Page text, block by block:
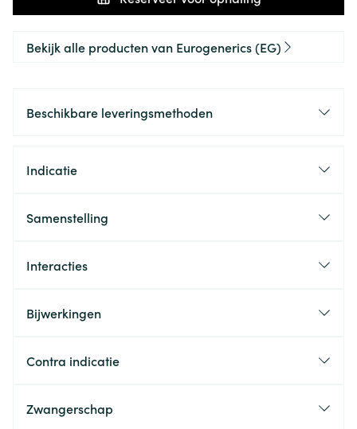
Bekijk alle producten van Eurogenerics (EG)
Beschikbare leveringsmethoden
Indicatie
Samenstelling
Interacties
Bijwerkingen
Contra indicatie
Zwangerschap